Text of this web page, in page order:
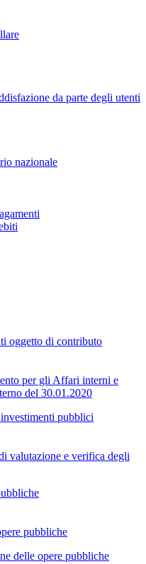
da parte degli utenti
nazionale
oggetto di contributo
per gli Affari interni e
del 30.01.2020
pubblici
valutazione e verifica degli
pubbliche
delle opere pubbliche